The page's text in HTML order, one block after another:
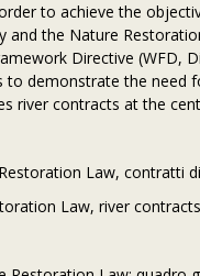
to achieve the
and the Nature
Directive (WFD,
to demonstrate the
river contracts at the
Law, contratti
Law, river